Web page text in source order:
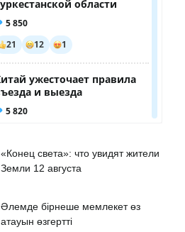
«Конец света»: что увидят жители
Земли 12 августа
Әлемде бірнеше мемлекет өз
атауын өзгертті